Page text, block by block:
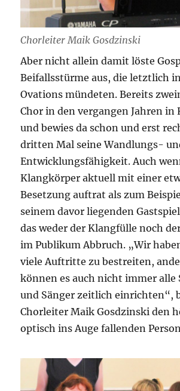
Chorleiter Maik Gosdzinski
Aber nicht allein damit löste
Beifallsstürme aus, die letztlich
Ovations mündeten. Bereits
Chor in den vergangen Jahren in
und bewies da schon und erst
dritten Mal seine Wandlungs-
Entwicklungsfähigkeit. Auch
Klangkörper aktuell mit einer
Besetzung auftrat als zum
seinem davor liegenden
das weder der Klangfülle noch
im Publikum Abbruch. „Wir
viele Auftritte zu bestreiten,
können es auch nicht immer alle
und Sänger zeitlich einrichten“,
Chorleiter Maik Gosdzinski den
optisch ins Auge fallenden